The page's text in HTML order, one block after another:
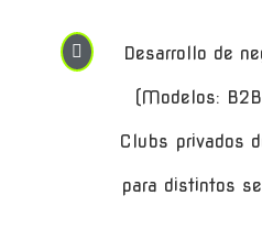
 Desarrollo de
(Modelos:
Clubs privados
para distintos